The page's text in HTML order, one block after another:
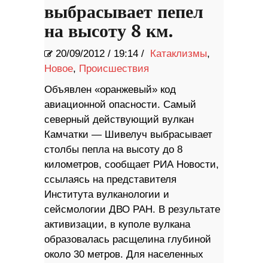
выбрасывает пепел
на высоту 8 км.
20/09/2012 / 19:14 / Катаклизмы,
Новое, Происшествия
Объявлен «оранжевый» код
авиационной опасности. Самый
северный действующий вулкан
Камчатки — Шивелуч выбрасывает
столбы пепла на высоту до 8
километров, сообщает РИА Новости,
ссылаясь на представителя
Института вулканологии и
сейсмологии ДВО РАН. В результате
активизации, в куполе вулкана
образовалась расщелина глубиной
около 30 метров. Для населенных